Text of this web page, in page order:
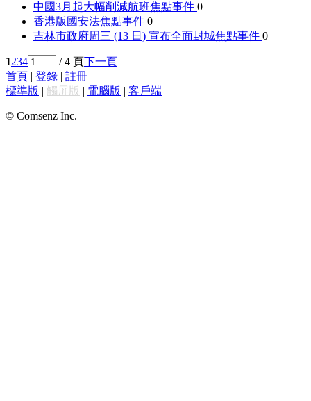
中國3月起大幅削減航班焦點事件 0
香港版國安法焦點事件 0
吉林市政府周三 (13 日) 宣布全面封城焦點事件 0
1234 / 4 頁下一頁
首頁 | 登錄 | 註冊
標準版 | 觸屏版 | 電腦版 | 客戶端
© Comsenz Inc.